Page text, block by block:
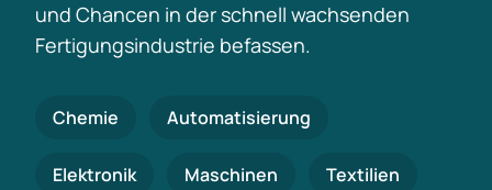
und Chancen in der schnell wachsenden
Fertigungsindustrie befassen.
Chemie Automatisierung
Elektronik Maschinen Textilien